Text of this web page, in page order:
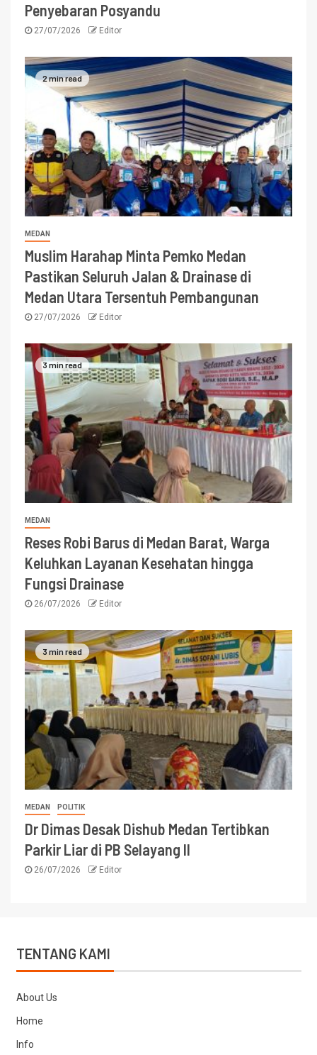
Penyebaran Posyandu
27/07/2026 Editor
2 min read
MEDAN
Muslim Harahap Minta Pemko Medan
Pastikan Seluruh Jalan & Drainase di
Medan Utara Tersentuh Pembangunan
27/07/2026 Editor
3 min read
MEDAN
Reses Robi Barus di Medan Barat, Warga
Keluhkan Layanan Kesehatan hingga
Fungsi Drainase
26/07/2026 Editor
3 min read
MEDAN POLITIK
Dr Dimas Desak Dishub Medan Tertibkan
Parkir Liar di PB Selayang II
26/07/2026 Editor
TENTANG KAMI
About Us
Home
Info